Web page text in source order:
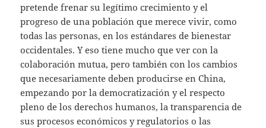
pretende frenar su legítimo crecimiento y el
progreso de una población que merece vivir, como
todas las personas, en los estándares de bienestar
occidentales. Y eso tiene mucho que ver con la
colaboración mutua, pero también con los cambios
que necesariamente deben producirse en China,
empezando por la democratización y el respecto
pleno de los derechos humanos, la transparencia de
sus procesos económicos y regulatorios o las